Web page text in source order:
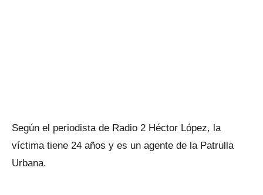
Según el periodista de Radio 2 Héctor López, la
víctima tiene 24 años y es un agente de la Patrulla
Urbana.